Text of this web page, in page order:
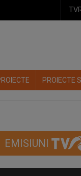
PROIECTE
EMISIUNI